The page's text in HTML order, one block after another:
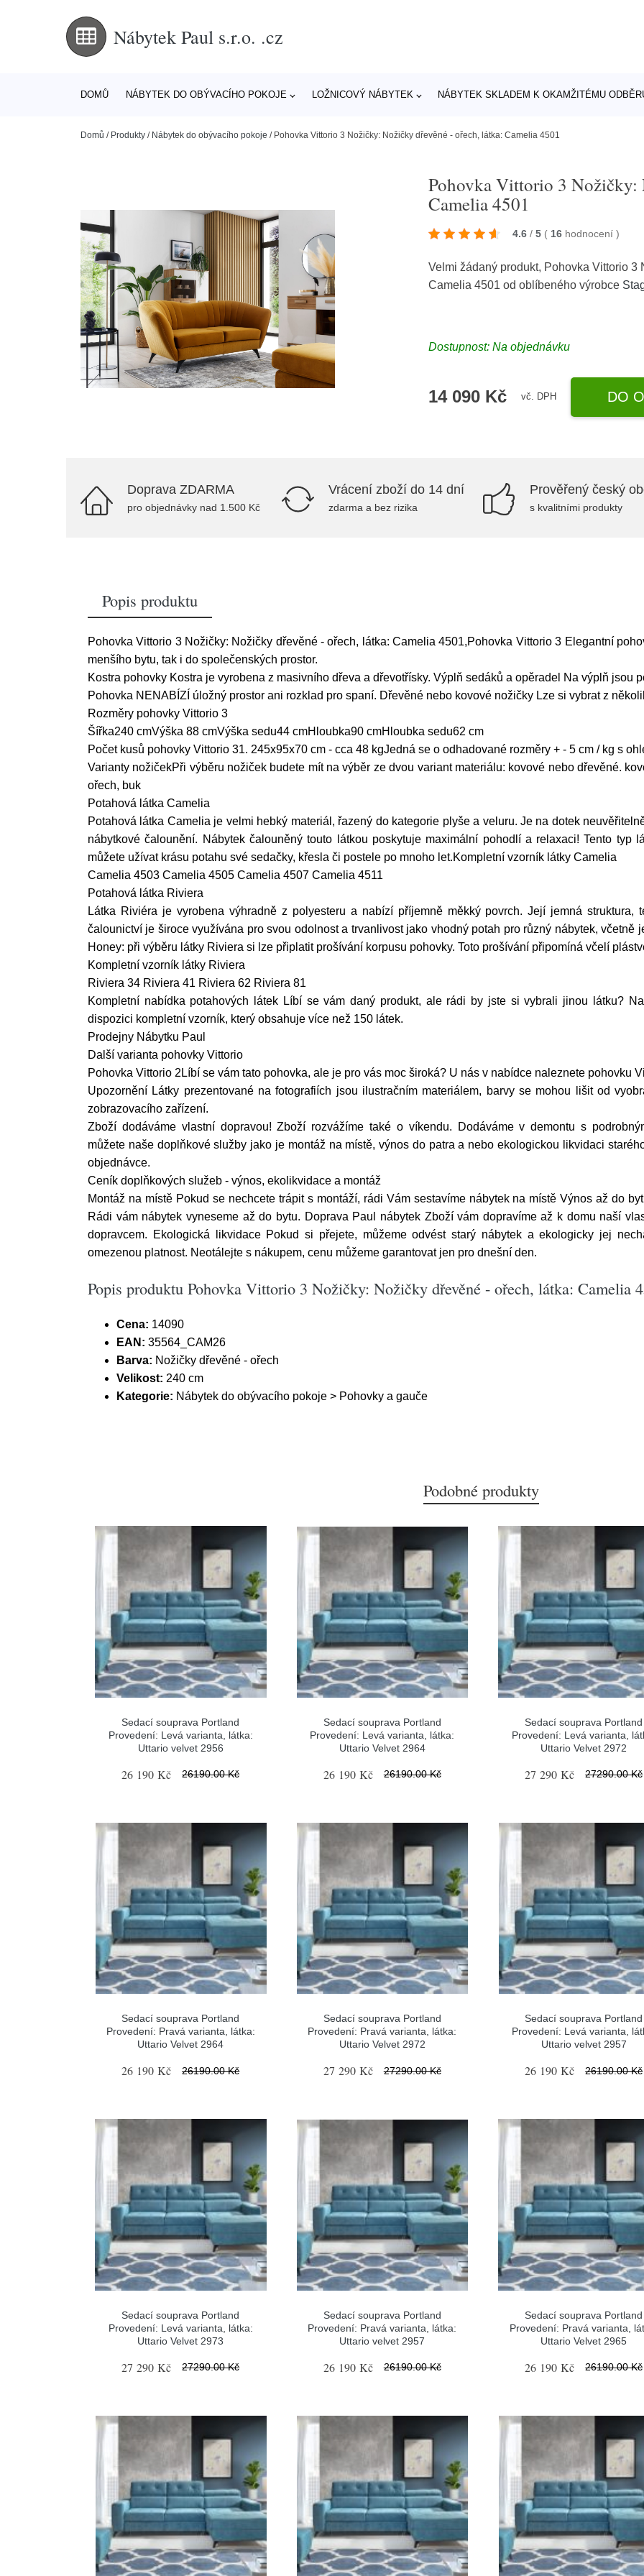
Nábytek Paul s.r.o. .cz
DOMŮ NÁBYTEK DO OBÝVACÍHO POKOJE LOŽNICOVÝ NÁBYTEK NÁBYTEK SKLADEM K OKAMŽITÉMU
Domů / Produkty / Nábytek do obývacího pokoje / Pohovka Vittorio 3 Nožičky: Nožičky dřevěné - ořech, látka: Camelia 4501
Pohovka Vittorio 3 Nožičky:
Camelia 4501
4.6 / 5 ( 16 hodnocení)
Velmi žádaný produkt, Pohovka Vittorio
Camelia 4501 od oblíbeného výrobce
Dostupnost: Na objednávku
14 090 Kč vč. DPH DO
Doprava ZDARMA
pro objednávky nad 1.500 Kč
Vrácení zboží do 14 dní
zdarma a bez rizika
Prověřený český
s kvalitními produkty
Popis produktu
Pohovka Vittorio 3 Nožičky: Nožičky dřevěné - ořech, látka: Camelia 4501,Pohovka Vittorio 3 Elegantní
menšího bytu, tak i do společenských prostor.
Kostra pohovky Kostra je vyrobena z masivního dřeva a dřevotřísky. Výplň sedáků a opěradel Na výplň
Pohovka NENABÍZÍ úložný prostor ani rozklad pro spaní. Dřevěné nebo kovové nožičky Lze si vybrat z
Rozměry pohovky Vittorio 3
Šířka240 cmVýška 88 cmVýška sedu44 cmHloubka90 cmHloubka sedu62 cm
Počet kusů pohovky Vittorio 31. 245x95x70 cm - cca 48 kgJedná se o odhadované rozměry + - 5 cm / kg s
Varianty nožičekPři výběru nožiček budete mít na výběr ze dvou variant materiálu: kovové nebo dřevěné.
ořech, buk
Potahová látka Camelia
Potahová látka Camelia je velmi hebký materiál, řazený do kategorie plyše a veluru. Je na dotek
nábytkové čalounění. Nábytek čalouněný touto látkou poskytuje maximální pohodlí a relaxaci! Tento typ
můžete užívat krásu potahu své sedačky, křesla či postele po mnoho let.Kompletní vzorník látky Camelia
Camelia 4503 Camelia 4505 Camelia 4507 Camelia 4511
Potahová látka Riviera
Látka Riviéra je vyrobena výhradně z polyesteru a nabízí příjemně měkký povrch. Její jemná struktura,
čalounictví je široce využívána pro svou odolnost a trvanlivost jako vhodný potah pro různý nábytek, včetně
Honey: při výběru látky Riviera si lze připlatit prošívání korpusu pohovky. Toto prošívání připomíná včelí
Kompletní vzorník látky Riviera
Riviera 34 Riviera 41 Riviera 62 Riviera 81
Kompletní nabídka potahových látek Líbí se vám daný produkt, ale rádi by jste si vybrali jinou látku?
dispozici kompletní vzorník, který obsahuje více než 150 látek.
Prodejny Nábytku Paul
Další varianta pohovky Vittorio
Pohovka Vittorio 2Líbí se vám tato pohovka, ale je pro vás moc široká? U nás v nabídce naleznete pohovku
Upozornění Látky prezentované na fotografiích jsou ilustračním materiálem, barvy se mohou lišit od
zobrazovacího zařízení.
Zboží dodáváme vlastní dopravou! Zboží rozvážíme také o víkendu. Dodáváme v demontu s
můžete naše doplňkové služby jako je montáž na místě, výnos do patra a nebo ekologickou likvidaci
objednávce.
Ceník doplňkových služeb - výnos, ekolikvidace a montáž
Montáž na místě Pokud se nechcete trápit s montáží, rádi Vám sestavíme nábytek na místě Výnos až do
Rádi vám nábytek vyneseme až do bytu. Doprava Paul nábytek Zboží vám dopravíme až k domu naší
dopravcem. Ekologická likvidace Pokud si přejete, můžeme odvést starý nábytek a ekologicky jej
omezenou platnost. Neotálejte s nákupem, cenu můžeme garantovat jen pro dnešní den.
Popis produktu Pohovka Vittorio 3 Nožičky: Nožičky dřevěné - ořech, látka: Camelia
Cena: 14090
EAN: 35564_CAM26
Barva: Nožičky dřevěné - ořech
Velikost: 240 cm
Kategorie: Nábytek do obývacího pokoje > Pohovky a gauče
Podobné produkty
Sedací souprava Portland
Provedení: Levá varianta, látka:
Uttario velvet 2956
26 190 Kč 26190.00 Kč
Sedací souprava Portland
Provedení: Levá varianta, látka:
Uttario Velvet 2964
26 190 Kč 26190.00 Kč
Sedací souprava Portland
Provedení: Levá varianta,
Uttario Velvet 2972
27 290 Kč 27290.00 Kč
Sedací souprava Portland
Provedení: Pravá varianta, látka:
Uttario Velvet 2964
26 190 Kč 26190.00 Kč
Sedací souprava Portland
Provedení: Pravá varianta, látka:
Uttario Velvet 2972
27 290 Kč 27290.00 Kč
Sedací souprava Portland
Provedení: Levá varianta,
Uttario velvet 2957
26 190 Kč 26190.00 Kč
Sedací souprava Portland
Provedení: Levá varianta, látka:
Uttario Velvet 2973
27 290 Kč 27290.00 Kč
Sedací souprava Portland
Provedení: Pravá varianta, látka:
Uttario velvet 2957
26 190 Kč 26190.00 Kč
Sedací souprava Portland
Provedení: Pravá varianta,
Uttario Velvet 2965
26 190 Kč 26190.00 Kč